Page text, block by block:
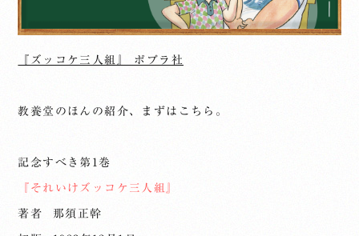
『ズッコケ三人組』 ポプラ社
教養堂のほんの紹介、まずはこちら。
記念すべき第1巻
『それいけズッコケ三人組』
著者 那須正幹